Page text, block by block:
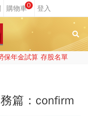
0
保年金試算 存股名單
篇：confirm